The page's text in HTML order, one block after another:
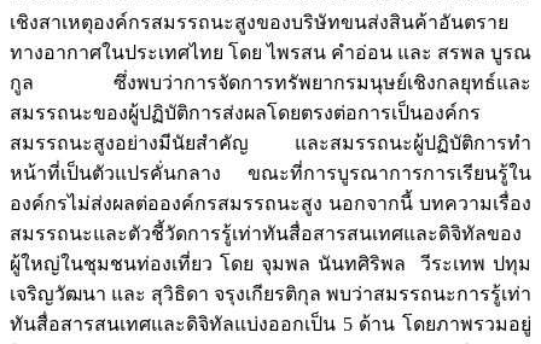
เชิงสาเหตุองค์กรสมรรถนะสูงของบริษัทขนส่งสินค้าอันตราย
ทางอากาศในประเทศไทย โดย ไพรสน คำอ่อน และ สรพล บูรณ
กูล ซึ่งพบว่าการจัดการทรัพยากรมนุษย์เชิงกลยุทธ์และ
สมรรถนะของผู้ปฏิบัติการส่งผลโดยตรงต่อการเป็นองค์กร
สมรรถนะสูงอย่างมีนัยสำคัญ และสมรรถนะผู้ปฏิบัติการทำ
หน้าที่เป็นตัวแปรคั่นกลาง ขณะที่การบูรณาการการเรียนรู้ใน
องค์กรไม่ส่งผลต่อองค์กรสมรรถนะสูง นอกจากนี้ บทความเรื่อง
สมรรถนะและตัวชี้วัดการรู้เท่าทันสื่อสารสนเทศและดิจิทัลของ
ผู้ใหญ่ในชุมชนท่องเที่ยว โดย จุมพล นันทศิริพล วีระเทพ ปทุม
เจริญวัฒนา และ สุวิธิดา จรุงเกียรติกุล พบว่าสมรรถนะการรู้เท่า
ทันสื่อสารสนเทศและดิจิทัลแบ่งออกเป็น 5 ด้าน โดยภาพรวมอยู่